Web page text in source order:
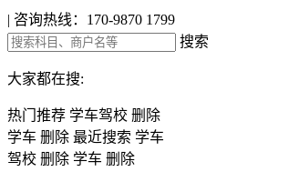
| 咨询热线：170-9870 1799
搜索
大家都在搜:
热门推荐 学车驾校 删除
学车 删除 最近搜索 学车
驾校 删除 学车 删除